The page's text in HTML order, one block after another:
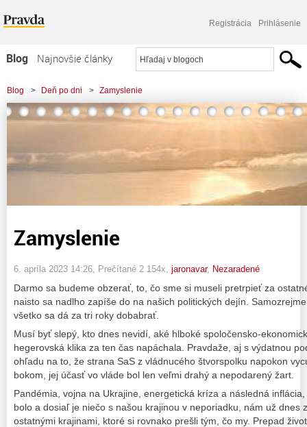
Registrácia Prihlásenie
Blog
Najnovšie články
Najčítanejšie články
Najkomentovanejšie články
Komerčné blogy
Blog > Deň po dni > Zamyslenie
Zamyslenie
6. apríla 2023 14:26 , Prečítané 2 154x, jaronavar, Nezaradené
Darmo sa budeme obzerať, to, čo sme si museli pretrpieť za
naisto sa nadlho zapíše do na našich politických dejín.
všetko sa dá za tri roky dobabrať.
Musí byť slepý, kto dnes nevidí, aké hlboké spoločensko-
hegerovská klika za ten čas napáchala. Pravdaže, aj s výdatnou
ohľadu na to, že strana SaS z vládnucého štvorspolku napokon
bokom, jej účasť vo vláde bol len veľmi drahý a nepodarený žart.
Pandémia, vojna na Ukrajine, energetická kríza a následná
bolo a dosiaľ je niečo s našou krajinou v neporiadku, nám už dnes
ostatnými krajinami, ktoré si rovnako prešli tým, čo my. Prepad